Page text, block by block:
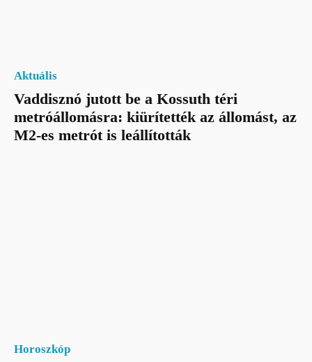
Aktuális
Vaddisznó jutott be a Kossuth téri
metróállomásra: kiürítették az állomást, az
M2-es metrót is leállították
Horoszkóp